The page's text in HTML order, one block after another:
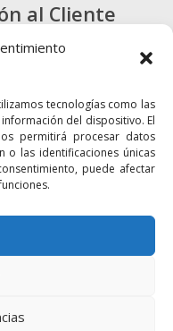
tecnologías como las
del dispositivo. El
permitirá procesar datos
o las identificaciones únicas
puede afectar
al Cliente
Mapa Web
Aviso legal